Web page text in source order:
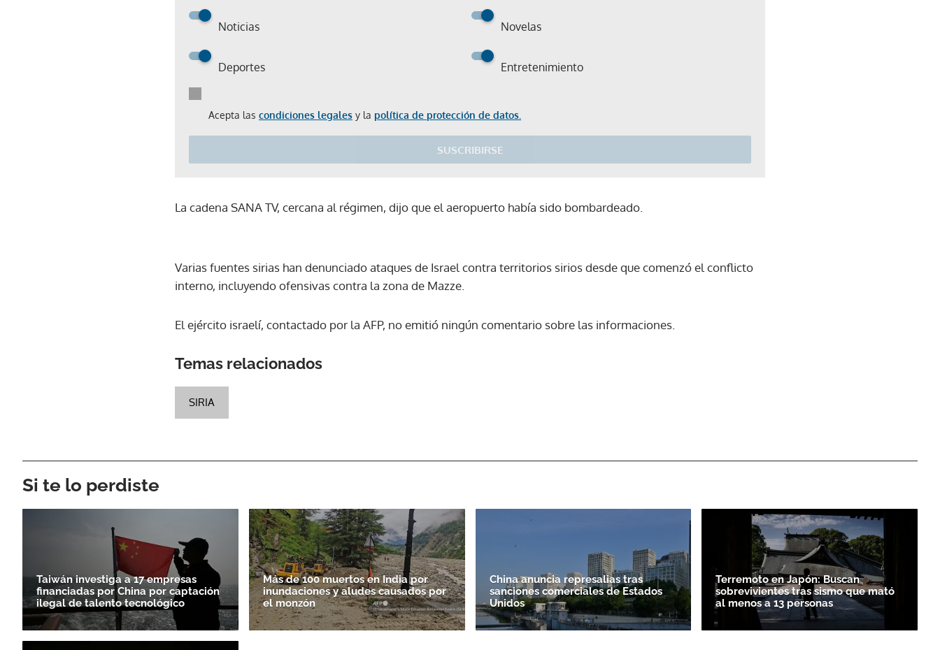
Noticias Novelas
Deportes Entretenimiento
Acepta las condiciones legales y la política de protección de datos.
SUSCRIBIRSE
La cadena SANA TV, cercana al régimen, dijo que el aeropuerto había sido bombardeado.
Varias fuentes sirias han denunciado ataques de Israel contra territorios sirios desde que comenzó el conflicto
interno, incluyendo ofensivas contra la zona de Mazze.
El ejército israelí, contactado por la AFP, no emitió ningún comentario sobre las informaciones.
Temas relacionados
SIRIA
Si te lo perdiste
Taiwán investiga a 17 empresas
financiadas por China por captación
ilegal de talento tecnológico
Más de 100 muertos en India por
inundaciones y aludes causados por
el monzón
China anuncia represalias tras
sanciones comerciales de Estados
Unidos
Terremoto en Japón: Buscan
sobrevivientes tras sismo que mató
al menos a 13 personas